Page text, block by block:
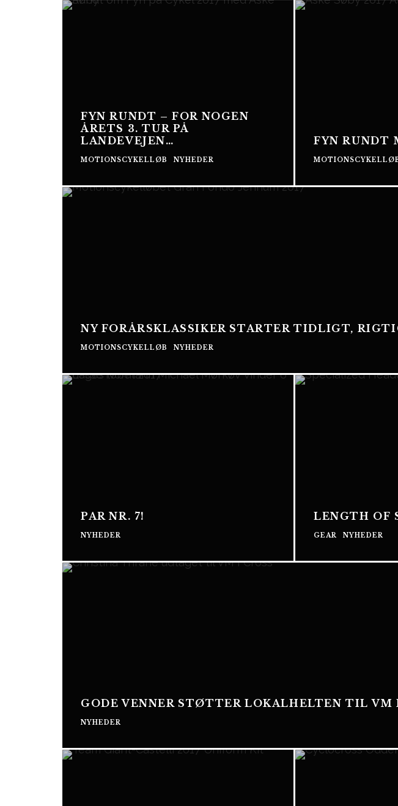
FYN RUNDT – FOR NOGEN
ÅRETS 3. TUR PÅ
LANDEVEJEN…
MOTIONSCYKELLØB NYHEDER
FYN RUNDT
NY FORÅRSKLASSIKER STARTER TIDLIGT,
MOTIONSCYKELLØB NYHEDER
PAR NR. 7!
NYHEDER
LENGTH OF
GEAR NYHEDER
GODE VENNER STØTTER LOKALHELTEN TIL VM
NYHEDER